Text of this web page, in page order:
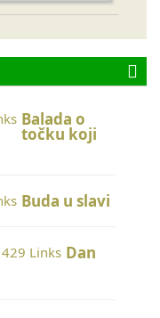
Balada o
točku koji
Buda u slavi
Dan